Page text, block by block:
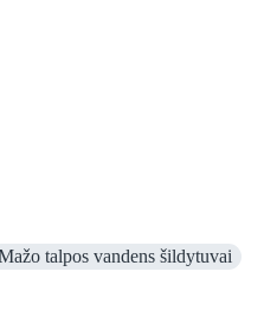
talpos vandens šildytuvai